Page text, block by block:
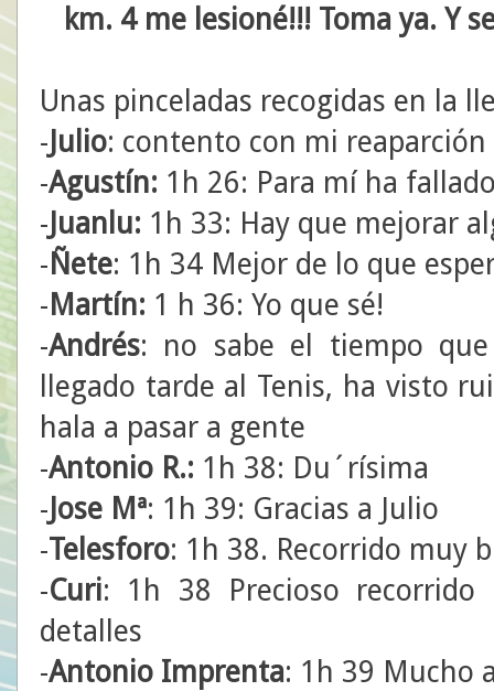
km. 4 me lesioné!!! Toma ya. Y
Unas pinceladas recogidas en la
- Julio: contento con mi reaparción
-Agustín: 1h 26: Para mí ha
- Juanlu: 1h 33: Hay que mejorar
- Ñete: 1h 34 Mejor de lo que
- Martín: 1 h 36: Yo que sé!
-Andrés: no sabe el tiempo
llegado tarde al Tenis, ha visto
hala a pasar a gente
-Antonio R.: 1h 38: Du´rísima
- Jose Mª: 1h 39: Gracias a Julio
-Telesforo: 1h 38. Recorrido muy
-Curi: 1h 38 Precioso
detalles
-Antonio Imprenta: 1h 39 Mucho